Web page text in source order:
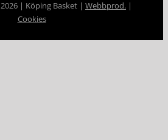
2026 | Köping Basket | Webbprod. |
Cookies